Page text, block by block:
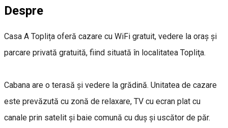
Despre
Casa A Toplița oferă cazare cu WiFi gratuit, vedere la oraș și
parcare privată gratuită, fiind situată în localitatea Topliţa.
Cabana are o terasă şi vedere la grădină. Unitatea de cazare
este prevăzută cu zonă de relaxare, TV cu ecran plat cu
canale prin satelit şi baie comună cu duş şi uscător de păr.